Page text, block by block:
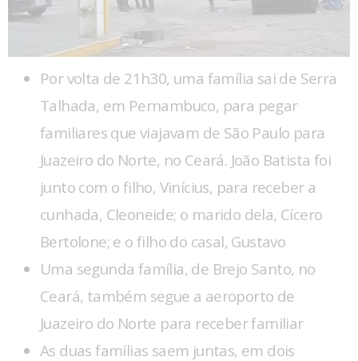
Por volta de 21h30, uma família sai de Serra
Talhada, em Pernambuco, para pegar
familiares que viajavam de São Paulo para
Juazeiro do Norte, no Ceará. João Batista foi
junto com o filho, Vinícius, para receber a
cunhada, Cleoneide; o marido dela, Cícero
Bertolone; e o filho do casal, Gustavo
Uma segunda família, de Brejo Santo, no
Ceará, também segue a aeroporto de
Juazeiro do Norte para receber familiar
As duas famílias saem juntas, em dois